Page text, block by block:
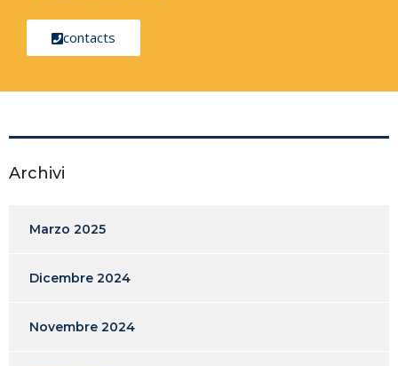
contacts
Archivi
Marzo 2025
Dicembre 2024
Novembre 2024